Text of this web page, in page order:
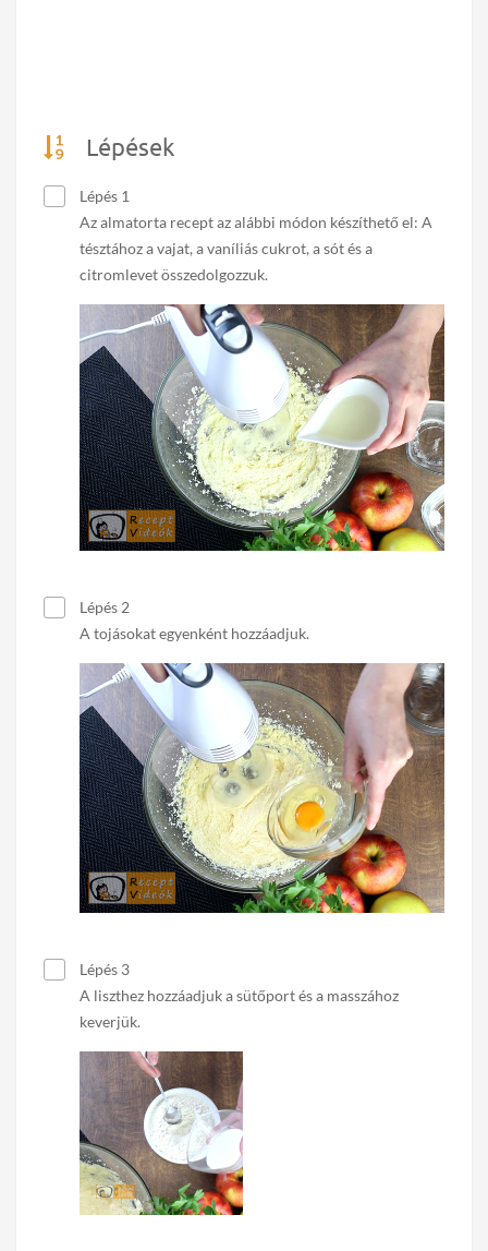
Lépések
Lépés 1
Az almatorta recept az alábbi módon készíthető el: A
tésztához a vajat, a vaníliás cukrot, a sót és a
citromlevet összedolgozzuk.
Lépés 2
A tojásokat egyenként hozzáadjuk.
Lépés 3
A liszthez hozzáadjuk a sütőport és a masszához
keverjük.